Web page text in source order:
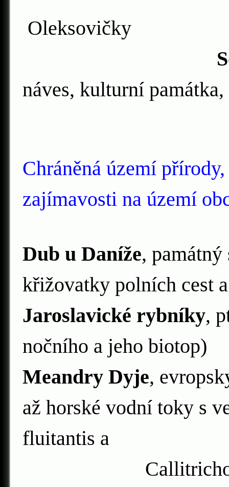
Sousoší
náves, kulturní
Chráněná území
zajímavosti na území
Dub u Daníže,
křižovatky polních cest
Jaroslavické rybníky,
nočního a jeho biotop)
Meandry Dyje,
až horské vodní toky s
fluitantis a
Callitricho-